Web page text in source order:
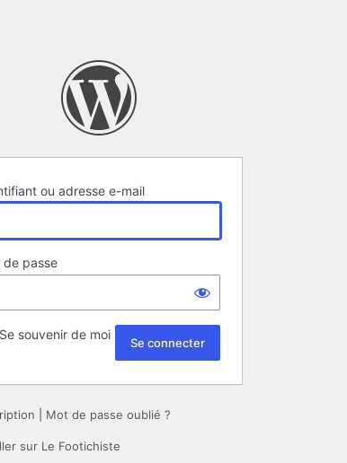
ou adresse e-mail
de passe
Se souvenir de moi
Mot de passe oublié ?
sur Le Footichiste